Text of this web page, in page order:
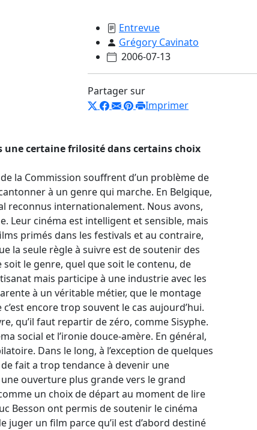
Entrevue
Grégory Cavinato
2006-07-13
Partager sur
Imprimer
une certaine frilosité dans certains choix
la Commission souffrent d’un problème de
à un genre qui marche. En Belgique,
reconnus internationalement. Nous avons,
Leur cinéma est intelligent et sensible, mais
primés dans les festivals et au contraire,
la seule règle à suivre est de soutenir des
le genre, quel que soit le contenu, de
mais participe à une industrie avec les
à un véritable métier, que le montage
encore trop souvent le cas aujourd’hui.
qu’il faut repartir de zéro, comme Sisyphe.
social et l’ironie douce-amère. En général,
Dans le long, à l’exception de quelques
de fait a trop tendance à devenir une
ouverture plus grande vers le grand
un choix de départ au moment de lire
Besson ont permis de soutenir le cinéma
juger un film parce qu’il est d’abord destiné